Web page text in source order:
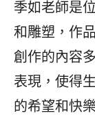
季如老師是
和雕塑，作
創作的內容
表現，使得
的希望和快